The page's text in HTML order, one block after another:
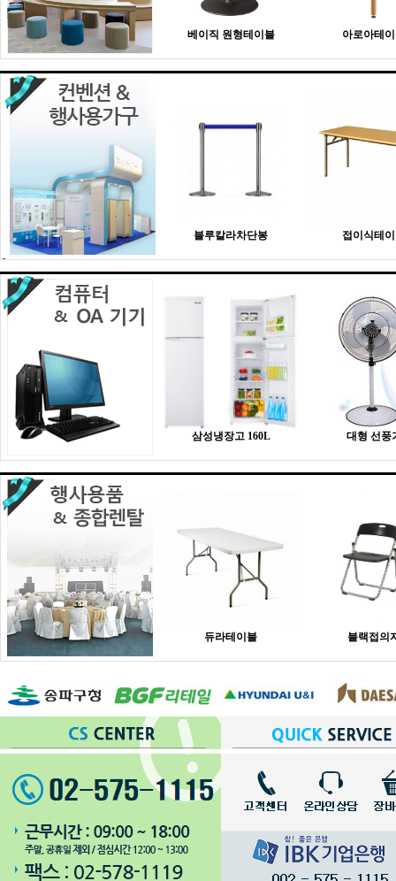
베이직 원형테이블 아로아테
블루칼라차단봉 접이식테
삼성냉장고 160L 대형 선풍
듀라테이블 블랙접의